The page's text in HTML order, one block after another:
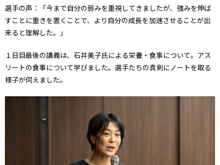
選手の声：「今まで自分の弱みを重視してきましたが、強みを伸ば
すことに重きを置くことで、より自分の成長を加速させることが出
来ると理解した。」
１日目最後の講義は、石井美子氏による栄養・食事について。アス
リートの食事について学びました。選手たちの真剣にノートを取る
様子が伺えました。